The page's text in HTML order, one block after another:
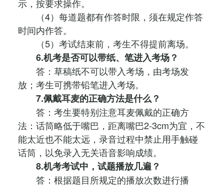
示，按要求操作。
（4）每道题都有作答时限，须在规定作答
时间内作答。
（5）考试结束前，考生不得提前离场。
6.机考是否可以带纸、笔进入考场？
答：草稿纸不可以带入考场，由考场发
放；考生可携带铅笔进入考场。
7.佩戴耳麦的正确方法是什么？
答：考生要特别注意耳麦佩戴的正确方
法：话筒略低于嘴巴，距离嘴巴2-3cm为宜，不
能太近也不能太远，录音过程中禁止用手触碰
话筒，以免录入无关语音影响成绩。
8.机考考试中，试题播放几遍？
答：根据题目所规定的播放次数进行播